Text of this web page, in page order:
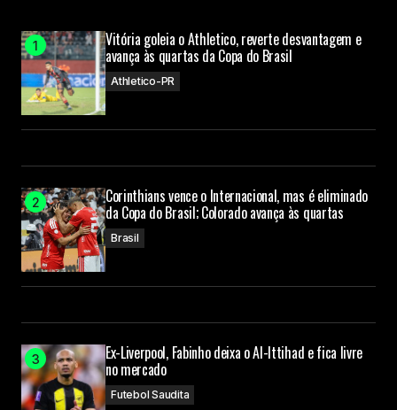
Vitória goleia o Athletico, reverte desvantagem e
avança às quartas da Copa do Brasil
Athletico-PR
Corinthians vence o Internacional, mas é eliminado
da Copa do Brasil; Colorado avança às quartas
Brasil
Ex-Liverpool, Fabinho deixa o Al-Ittihad e fica livre
no mercado
Futebol Saudita